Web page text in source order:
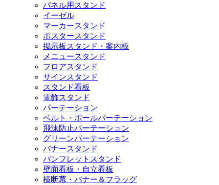
パネル用スタンド
イーゼル
マーカースタンド
ポスタースタンド
掲示板スタンド・案内板
メニュースタンド
フロアスタンド
サインスタンド
スタンド看板
電飾スタンド
パーテーション
ベルト・ポールパーテーション
飛沫防止パーテーション
グリーンパーテーション
バナースタンド
パンフレットスタンド
壁面看板・自立看板
横断幕・バナー＆フラッグ